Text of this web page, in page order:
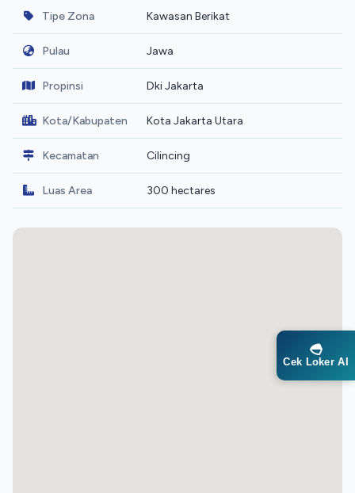
Tipe Zona Kawasan Berikat
Pulau Jawa
Propinsi Dki Jakarta
Kota/Kabupaten Kota Jakarta Utara
Kecamatan Cilincing
Luas Area 300 hectares
Cek Loker AI